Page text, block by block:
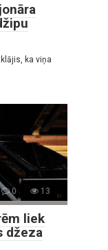
ka viņa
0 13
liek
džeza